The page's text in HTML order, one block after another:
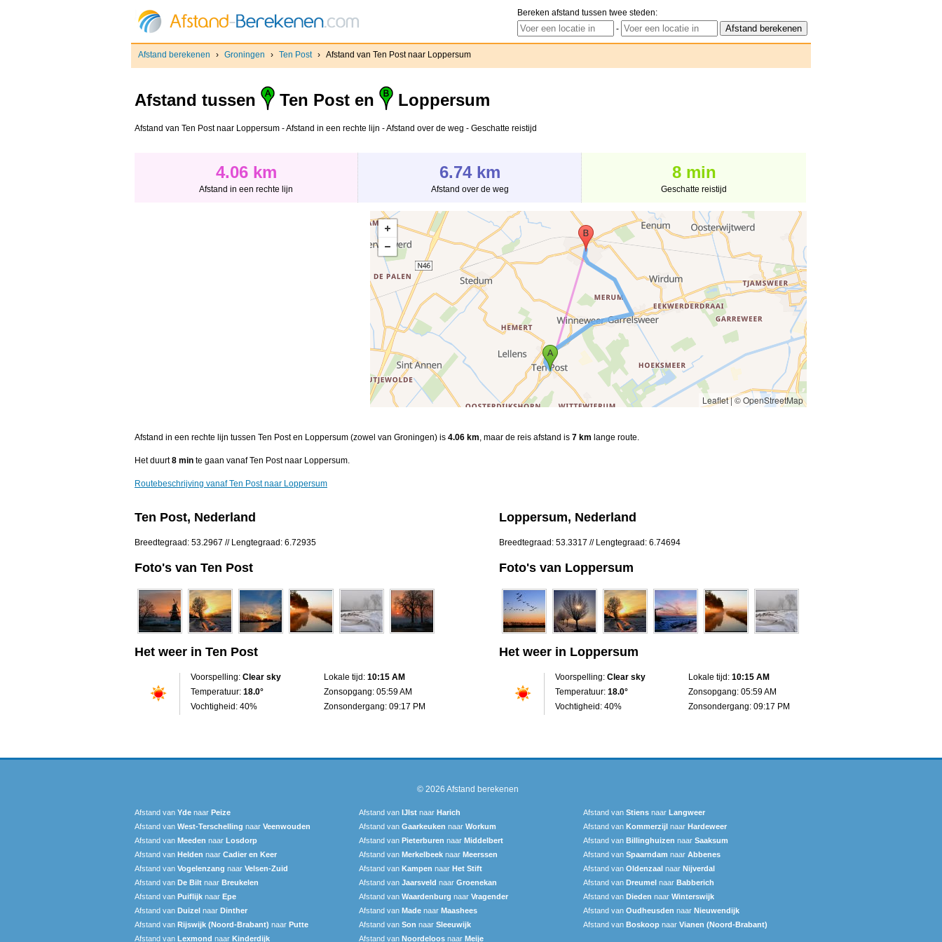
Bereken afstand tussen twee steden:
-
Afstand berekenen › Groningen › Ten Post › Afstand van Ten Post naar Loppersum
Afstand tussen Ten Post en Loppersum
Afstand van Ten Post naar Loppersum - Afstand in een rechte lijn - Afstand over de weg - Geschatte reistijd
4.06 km
Afstand in een rechte lijn
6.74 km
Afstand over de weg
8 min
Geschatte reistijd
Leaflet|© OpenStreetMap
Afstand in een rechte lijn tussen Ten Post en Loppersum (zowel van Groningen) is 4.06 km, maar de reis afstand is 7 km lange route.
Het duurt8 min te gaan vanaf Ten Post naar Loppersum.
Routebeschrijving vanaf Ten Post naar Loppersum
Ten Post, Nederland
Breedtegraad: 53.2967 // Lengtegraad: 6.72935
Foto's van Ten Post
Het weer in Ten Post
Voorspelling: Clear sky
Temperatuur: 18.0°
Vochtigheid: 40%
Lokale tijd: 10:15 AM
Zonsopgang: 05:59 AM
Zonsondergang: 09:17 PM
Loppersum, Nederland
Breedtegraad: 53.3317 // Lengtegraad: 6.74694
Foto's van Loppersum
Het weer in Loppersum
Voorspelling: Clear sky
Temperatuur: 18.0°
Vochtigheid: 40%
Lokale tijd: 10:15 AM
Zonsopgang: 05:59 AM
Zonsondergang: 09:17 PM
© 2026 Afstand berekenen
Afstand van Yde naar Peize Afstand van IJlst naar Harich Afstand van Stiens naar Langweer‎
Afstand van West-Terschelling naar Veenwouden Afstand van Gaarkeuken naar Workum Afstand van Kommerzijl naar Hardeweer
Afstand van Meeden naar Losdorp Afstand van Pieterburen naar Middelbert Afstand van Billinghuizen naar Saaksum
Afstand van Helden naar Cadier en Keer Afstand van Merkelbeek naar Meerssen Afstand van Spaarndam naar Abbenes
Afstand van Vogelenzang naar Velsen-Zuid Afstand van Kampen naar Het Stift Afstand van Oldenzaal naar Nijverdal
Afstand van De Bilt naar Breukelen Afstand van Jaarsveld naar Groenekan Afstand van Dreumel naar Babberich
Afstand van Puiflijk naar Epe Afstand van Waardenburg naar Vragender Afstand van Dieden naar Winterswijk
Afstand van Duizel naar Dinther Afstand van Made naar Maashees Afstand van Oudheusden naar Nieuwendijk
Afstand van Rijswijk (Noord-Brabant) naar Putte Afstand van Son naar Sleeuwijk Afstand van Boskoop naar Vianen (Noord-Brabant)
Afstand van Lexmond naar Kinderdijk Afstand van Noordeloos naar Meije